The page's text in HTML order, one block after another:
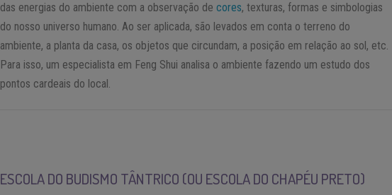
das energias do ambiente com a observação decores, texturas, formas e simbologias
do nosso universo humano. Ao ser aplicada, são levados em conta o terreno do
ambiente, a planta da casa, os objetos que circundam, a posição em relação ao sol, etc.
Para isso, um especialista em Feng Shui analisa o ambiente fazendo um estudo dos
pontos cardeais do local.
ESCOLA DO BUDISMO TÂNTRICO (OU ESCOLA DO CHAPÉU PRETO)